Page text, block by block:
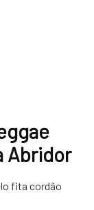
Abridor
fita cordão